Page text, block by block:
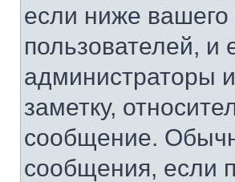
если ниже
пользователей,
администраторы
заметку,
сообщение.
сообщения, если